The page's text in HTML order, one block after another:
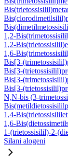
1,2-
1,2-
1,6-
Bis[3-
Bis[3-
Bis[3-
Bis[3-
N,N-bis (3-
1,4-
1,6-
1-(trietossisilil)-2-
Silani alogeni